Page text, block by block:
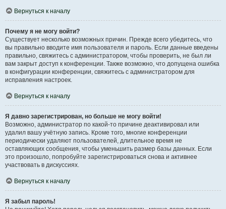
Вернуться к началу
Почему я не могу войти?
Существует несколько возможных причин. Прежде всего убедитесь, что
вы правильно вводите имя пользователя и пароль. Если данные введены
правильно, свяжитесь с администратором, чтобы проверить, не был ли
вам закрыт доступ к конференции. Также возможно, что допущена ошибка
в конфигурации конференции, свяжитесь с администратором для
исправления настроек.
Вернуться к началу
Я давно зарегистрирован, но больше не могу войти!
Возможно, администратор по какой-то причине деактивировал или
удалил вашу учётную запись. Кроме того, многие конференции
периодически удаляют пользователей, длительное время не
оставляющих сообщения, чтобы уменьшить размер базы данных. Если
это произошло, попробуйте зарегистрироваться снова и активнее
участвовать в дискуссиях.
Вернуться к началу
Я забыл пароль!